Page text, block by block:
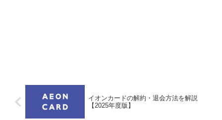
イオンカードの解約・退会方法を解説
【2025年度版】